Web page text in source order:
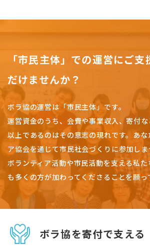
「市民主体」での運営にご
だけませんか？
ボラ協の運営は「市民主体」です。
運営資金のうち、会費や事業収入、寄付
以上であるのはその意志の現れです。 あな
ア協会を通じて市民社会づくりに参加しま
ボランティア活動や市民活動を支える私
も多くの方が加わってくださることを願っ
ボラ協を寄付で支える